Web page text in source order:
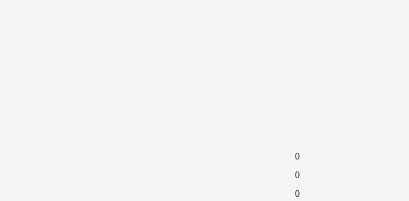
0
0
0